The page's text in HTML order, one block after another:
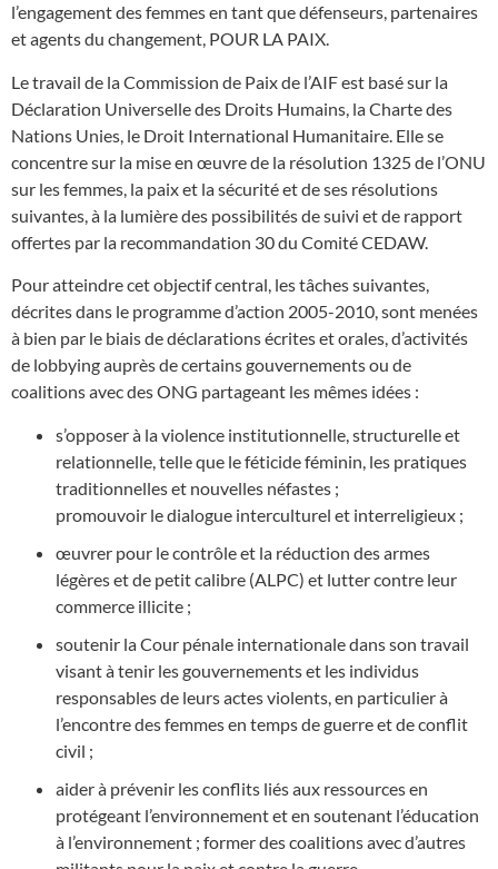
l’engagement des femmes en tant que défenseurs, partenaires
et agents du changement, POUR LA PAIX.
Le travail de la Commission de Paix de l’AIF est basé sur la
Déclaration Universelle des Droits Humains, la Charte des
Nations Unies, le Droit International Humanitaire. Elle se
concentre sur la mise en œuvre de la résolution 1325 de l’ONU
sur les femmes, la paix et la sécurité et de ses résolutions
suivantes, à la lumière des possibilités de suivi et de rapport
offertes par la recommandation 30 du Comité CEDAW.
Pour atteindre cet objectif central, les tâches suivantes,
décrites dans le programme d’action 2005-2010, sont menées
à bien par le biais de déclarations écrites et orales, d’activités
de lobbying auprès de certains gouvernements ou de
coalitions avec des ONG partageant les mêmes idées :
s’opposer à la violence institutionnelle, structurelle et
relationnelle, telle que le féticide féminin, les pratiques
traditionnelles et nouvelles néfastes ;
promouvoir le dialogue interculturel et interreligieux ;
œuvrer pour le contrôle et la réduction des armes
légères et de petit calibre (ALPC) et lutter contre leur
commerce illicite ;
soutenir la Cour pénale internationale dans son travail
visant à tenir les gouvernements et les individus
responsables de leurs actes violents, en particulier à
l’encontre des femmes en temps de guerre et de conflit
civil ;
aider à prévenir les conflits liés aux ressources en
protégeant l’environnement et en soutenant l’éducation
à l’environnement ; former des coalitions avec d’autres